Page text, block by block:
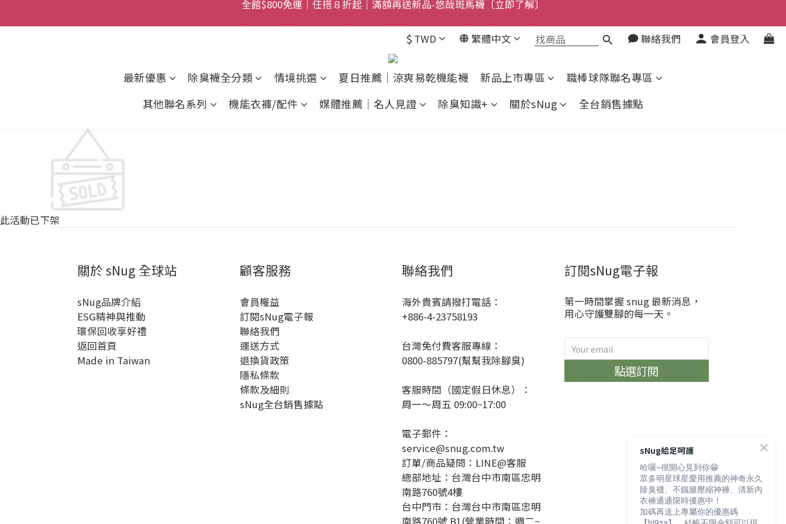
全館$800免運｜任搭８折起｜滿額再送新品-悠哉斑馬襪〔立即了解〕
新品快訊｜2026限定俐落斑馬除臭襪登場！限量預購中〔馬上了解〕
父親節禮盒登場｜把舒適送進爸爸的每一天，日夜呵護一次備好〔馬上了解〕
全館$800免運｜任搭８折起｜滿額再送新品-悠哉斑馬襪〔立即了解〕
$ TWD 繁體中文 聯絡我們 會員登入
最新優惠 除臭襪全分類 情境挑選 夏日推薦｜涼爽易乾機能襪 新品上市專區
職棒球隊聯名專區
其他聯名系列
機能衣褲/配件 媒體推薦｜名人見證 除臭知識+ 關於sNug 全台銷售據點
此活動已下架
關於 sNug 全球站
sNug品牌介紹
ESG精神與推動
環保回收享好禮
返回首頁
Made in Taiwan
顧客服務
會員權益
訂閱sNug電子報
聯絡我們
運送方式
退換貨政策
隱私條款
條款及細則
sNug全台銷售據點
聯絡我們
海外貴賓請撥打電話：
+886-4-23758193
台灣免付費客服專線：
0800-885797(幫幫我除腳臭)
客服時間（國定假日休息）：
周一～周五 09:00~17:00
電子郵件：
service@snug.com.tw
訂單/商品疑問： LINE@客服
總部地址：台灣台中市南區忠明
南路760號4樓
台中門市：台灣台中市南區忠明
南路760號 B1(營業時間：週二~
訂閱sNug電子報
第一時間掌握 snug 最新消息，
用心守護雙腳的每一天。
點選訂閱
sNug給足呵護
哈囉~很開心見到你😁
眾多明星球星愛用推薦的神奇永久
除臭襪、不鐵腿壓縮神褲、清新內
衣褲通通限時優惠中！
加碼再送上專屬你的優惠碼